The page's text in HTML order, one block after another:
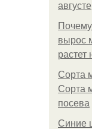
августе
вырос
растет
Сорта
Сорта
посева
Синие